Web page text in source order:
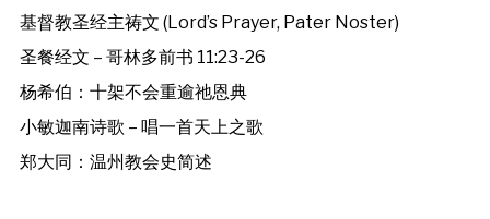
基督教圣经主祷文 (Lord’s Prayer, Pater Noster)
圣餐经文 – 哥林多前书 11:23-26
杨希伯：十架不会重逾祂恩典
小敏迦南诗歌 – 唱一首天上之歌
郑大同：温州教会史简述